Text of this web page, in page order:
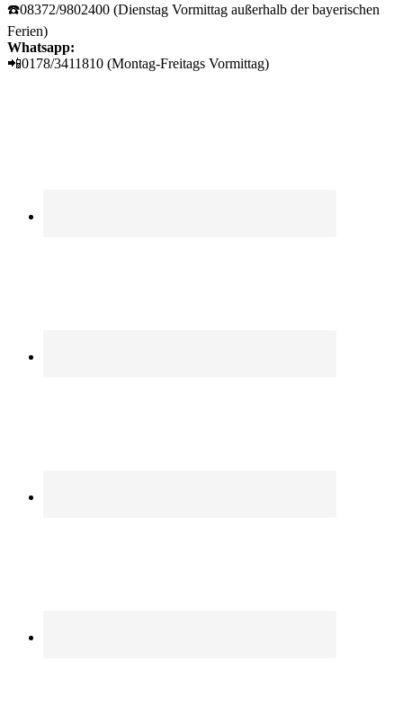
☎️08372/9802400 (Dienstag Vormittag außerhalb der bayerischen
Ferien)
Whatsapp:
📲0178/3411810 (Montag-Freitags Vormittag)